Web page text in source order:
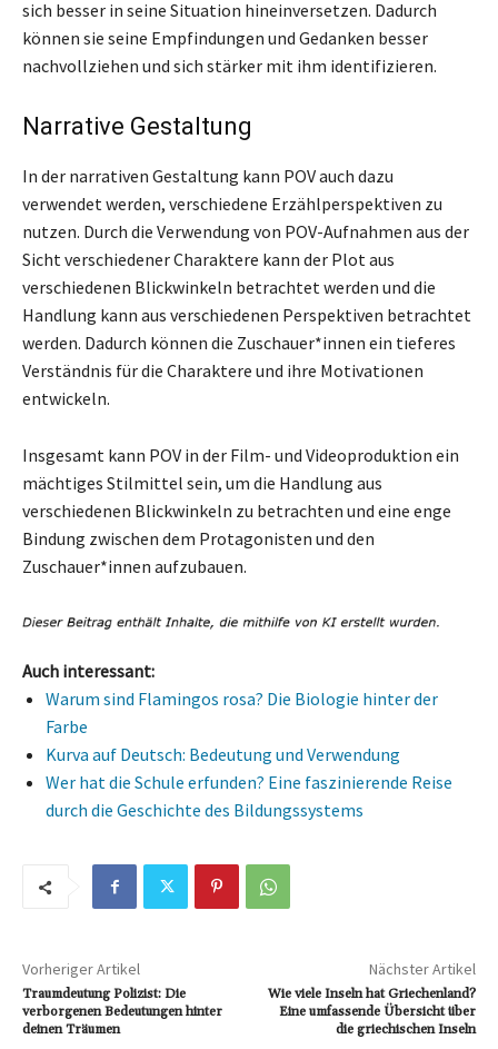
sich besser in seine Situation hineinversetzen. Dadurch
können sie seine Empfindungen und Gedanken besser
nachvollziehen und sich stärker mit ihm identifizieren.
Narrative Gestaltung
In der narrativen Gestaltung kann POV auch dazu
verwendet werden, verschiedene Erzählperspektiven zu
nutzen. Durch die Verwendung von POV-Aufnahmen aus der
Sicht verschiedener Charaktere kann der Plot aus
verschiedenen Blickwinkeln betrachtet werden und die
Handlung kann aus verschiedenen Perspektiven betrachtet
werden. Dadurch können die Zuschauer*innen ein tieferes
Verständnis für die Charaktere und ihre Motivationen
entwickeln.
Insgesamt kann POV in der Film- und Videoproduktion ein
mächtiges Stilmittel sein, um die Handlung aus
verschiedenen Blickwinkeln zu betrachten und eine enge
Bindung zwischen dem Protagonisten und den
Zuschauer*innen aufzubauen.
Auch interessant:
Warum sind Flamingos rosa? Die Biologie hinter der
Farbe
Kurva auf Deutsch: Bedeutung und Verwendung
Wer hat die Schule erfunden? Eine faszinierende Reise
durch die Geschichte des Bildungssystems
Vorheriger Artikel
Traumdeutung Polizist: Die
verborgenen Bedeutungen hinter
deinen Träumen
Nächster Artikel
Wie viele Inseln hat Griechenland?
Eine umfassende Übersicht über
die griechischen Inseln